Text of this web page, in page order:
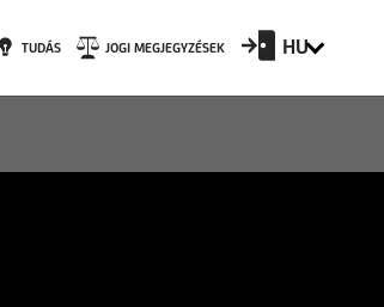
TUDÁS JOGI MEGJEGYZÉSEK HU